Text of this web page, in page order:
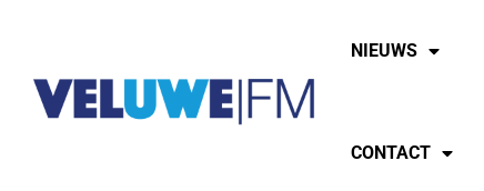
NIEUWS
CONTACT